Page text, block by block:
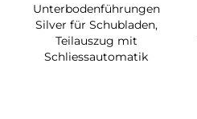
Unterbodenführungen
Silver für Schubladen,
Teilauszug mit
Schliessautomatik